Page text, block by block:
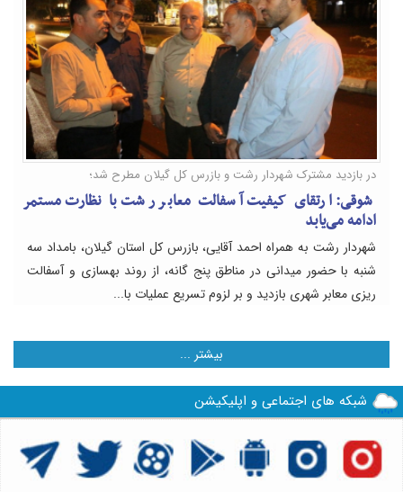
در بازدید مشترک شهردار رشت و بازرس کل گیلان مطرح شد؛
شوقی: ارتقای کیفیت آسفالت معابر رشت با نظارت مستمر
ادامه می‌یابد
شهردار رشت به همراه احمد آقایی، بازرس کل استان گیلان، بامداد سه
شنبه با حضور میدانی در مناطق پنج گانه، از روند بهسازی و آسفالت
ریزی معابر شهری بازدید و بر لزوم تسریع عملیات با...
بيشتر ...
شبکه های اجتماعی و اپلیکیشن